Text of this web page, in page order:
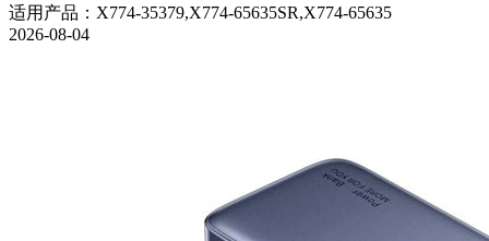
适用产品 ： X774-35379,X774-65635SR,X774-65635
2026-08-04